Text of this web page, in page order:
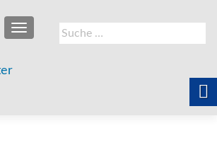
Suche
nach:
SCHALTE NAVIGATION